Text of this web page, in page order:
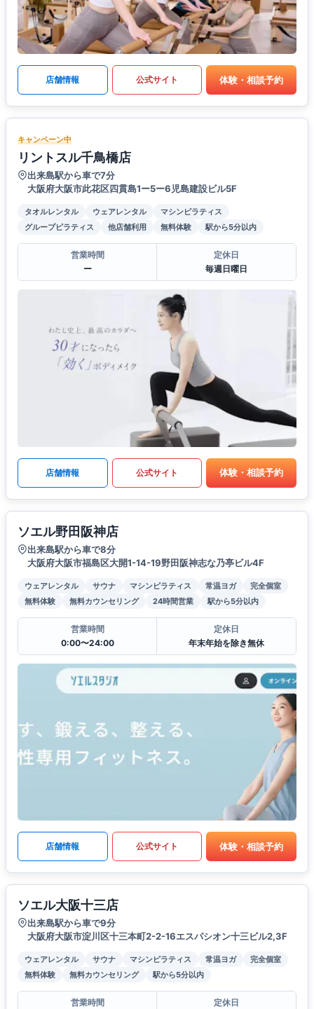
店舗情報 公式サイト 体験・相談予約
キャンペーン中
リントスル千鳥橋店
出来島駅から車で7分
大阪府大阪市此花区四貫島1ー5ー6児島建設ビル5F
タオルレンタル ウェアレンタル
マシンピラティス
グループピラティス
他店舗利用 無料体験 駅から5分以内
営業時間
ー
定休日
毎週日曜日
店舗情報 公式サイト 体験・相談予約
ソエル野田阪神店
出来島駅から車で8分
大阪府大阪市福島区大開1-14-19野田阪神志な乃亭ビル4F
ウェアレンタル サウナ マシンピラティス 常温ヨガ
完全個室
無料体験
無料カウンセリング 24時間営業 駅から5分以内
営業時間
0:00〜24:00
定休日
年末年始を除き無休
店舗情報 公式サイト 体験・相談予約
ソエル大阪十三店
出来島駅から車で9分
大阪府大阪市淀川区十三本町2-2-16エスパシオン十三ビル2,3F
ウェアレンタル サウナ マシンピラティス 常温ヨガ
完全個室
無料体験
無料カウンセリング 駅から5分以内
営業時間
定休日